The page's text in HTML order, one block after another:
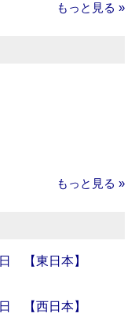
もっと見る »
もっと見る »
【東日本】
【西日本】